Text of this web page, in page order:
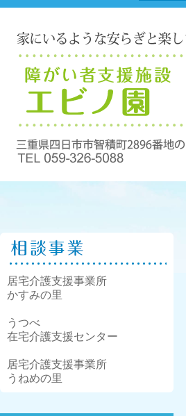
居宅介護支援事業所
かすみの里
うつべ
在宅介護支援センター
居宅介護支援事業所
うねめの里